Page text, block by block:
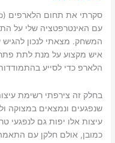
עם האינטרפטציה שלי על
המשחק. מצאתי לנכון להגיש
איש מקצוע על מנת לתת
הלארפ כדי לסייע
בחלק זה צירפתי רשימת
שנפגעים ונמצאים במצוקה
עיצות אלו יפות גם לנפגעי
כמובן, אולם חלקן עם